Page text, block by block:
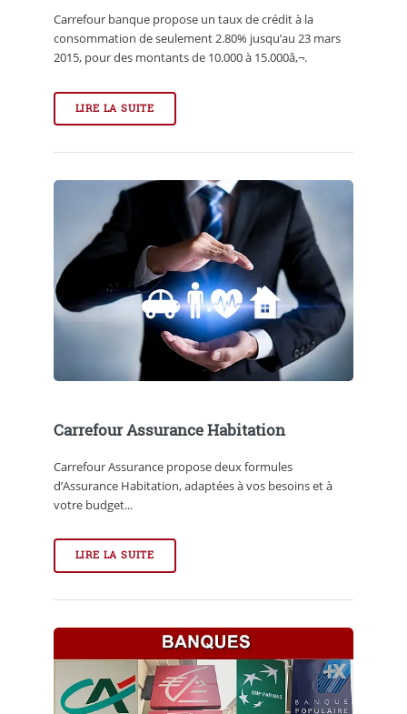
Carrefour banque propose un taux de crédit à la
consommation de seulement 2.80% jusqu’au 23 mars
2015, pour des montants de 10.000 à 15.000â‚¬.
LIRE LA SUITE
Carrefour Assurance Habitation
Carrefour Assurance propose deux formules
d’Assurance Habitation, adaptées à vos besoins et à
votre budget...
LIRE LA SUITE